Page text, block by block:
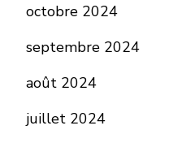
octobre 2024
septembre 2024
août 2024
juillet 2024